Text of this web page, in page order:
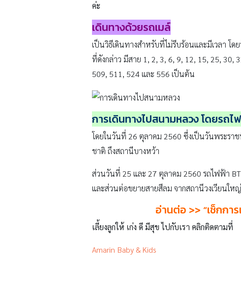
ค่ะ
เดินทางด้วยรถเมล์
เป็นวิธีเดินทางสำหรับที่ไม่รีบร้อนและมีเวลา โ
ที่ดังกล่าว มีสาย 1, 2, 3, 6, 9, 12, 15, 25, 30,
509, 511, 524 และ 556 เป็นต้น
การเดินทางไปสนามหลวง โดยรถไ
โดยในวันที่ 26 ตุลาคม 2560 ซึ่งเป็นวันพระร
ชาติ ถึงสถานีบางหว้า
ส่วนวันที่ 25 และ 27 ตุลาคม 2560 รถไฟฟ้า
และส่วนต่อขยายสายสีลม จากสถานีวงเวียนใ
อ่านต่อ >> “เช็กกา
เลี้ยงลูกให้ เก่ง ดี มีสุข ไปกับเรา คลิกติดตามที่
Amarin Baby & Kids